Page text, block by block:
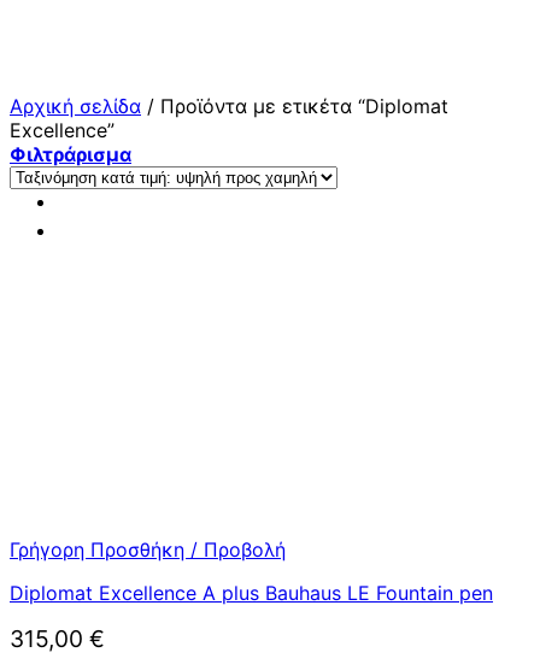
Αρχική σελίδα / Προϊόντα με ετικέτα “Diplomat
Excellence”
Φιλτράρισμα
Γρήγορη Προσθήκη / Προβολή
Diplomat Excellence A plus Bauhaus LE Fountain pen
315,00 €